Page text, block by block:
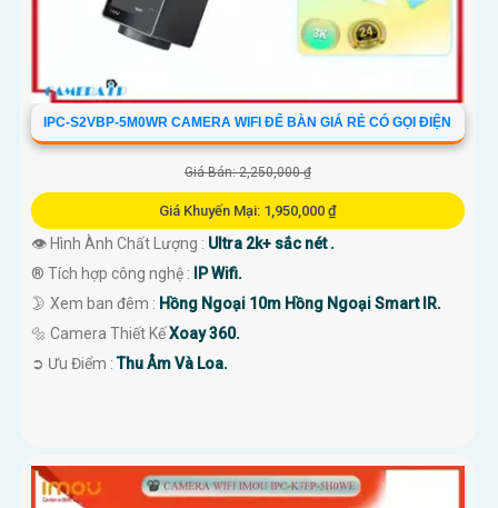
IPC-S2VBP-5M0WR CAMERA WIFI ĐỂ BÀN GIÁ RẺ CÓ GỌI ĐIỆN
Giá Bán: 2,250,000 ₫
Giá Khuyến Mại: 1,950,000 ₫
👁 Hình Ành Chất Lượng : Ultra 2k+ sắc nét .
®️ Tích hợp công nghệ :
IP Wifi.
🌛 Xem ban đêm : Hồng Ngoại 10m Hồng Ngoại Smart IR.
🔩 Camera Thiết KếXoay 360.
️➲ Ưu Điểm :Thu Âm Và Loa.